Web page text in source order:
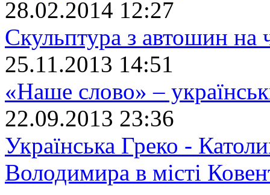
28.02.2014 12:27
Скульптура з автошин на
25.11.2013 14:51
«Наше слово» –
22.09.2013 23:36
Українська Греко -
Володимира в місті